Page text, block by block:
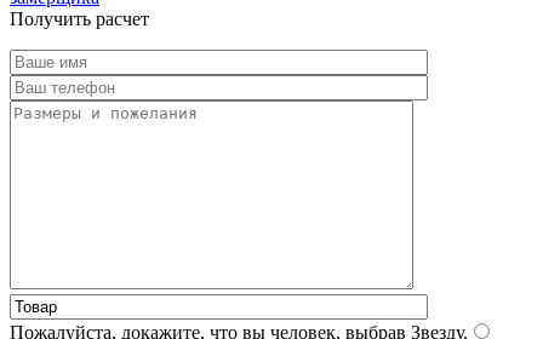
Получить расчет
Пожалуйста, докажите, что вы человек, выбрав Звезду.